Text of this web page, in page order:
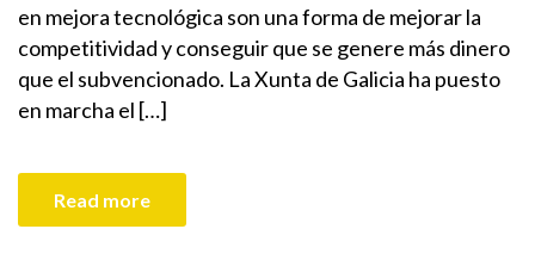
en mejora tecnológica son una forma de mejorar la
competitividad y conseguir que se genere más dinero
que el subvencionado. La Xunta de Galicia ha puesto
en marcha el […]
Read more